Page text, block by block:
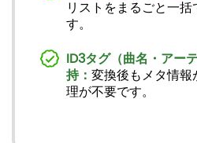
リストをまるごと一
す。
ID3タグ（曲名・アー
持： 変換後もメタ情
理が不要です。